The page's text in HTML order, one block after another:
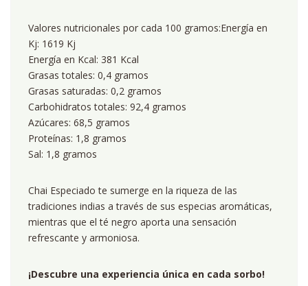
Valores nutricionales por cada 100 gramos:Energía en
Kj: 1619 Kj
Energía en Kcal: 381 Kcal
Grasas totales: 0,4 gramos
Grasas saturadas: 0,2 gramos
Carbohidratos totales: 92,4 gramos
Azúcares: 68,5 gramos
Proteínas: 1,8 gramos
Sal: 1,8 gramos
Chai Especiado te sumerge en la riqueza de las
tradiciones indias a través de sus especias aromáticas,
mientras que el té negro aporta una sensación
refrescante y armoniosa.
¡Descubre una experiencia única en cada sorbo!